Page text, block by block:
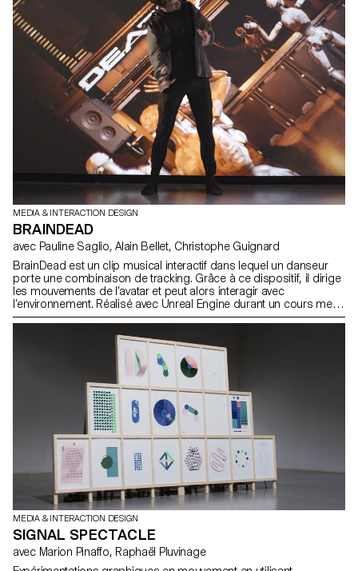
MEDIA & INTERACTION DESIGN
BRAINDEAD
avec Pauline Saglio, Alain Bellet, Christophe Guignard
BrainDead est un clip musical interactif dans lequel un danseur
porte une combinaison de tracking. Grâce à ce dispositif, il dirige
les mouvements de l’avatar et peut alors interagir avec
l’environnement. Réalisé avec Unreal Engine durant un cours mené
par Alain Bellet, Christophe Guignard and Pauline Saglio.
MEDIA & INTERACTION DESIGN
SIGNAL SPECTACLE
avec Marion Pinaffo, Raphaël Pluvinage